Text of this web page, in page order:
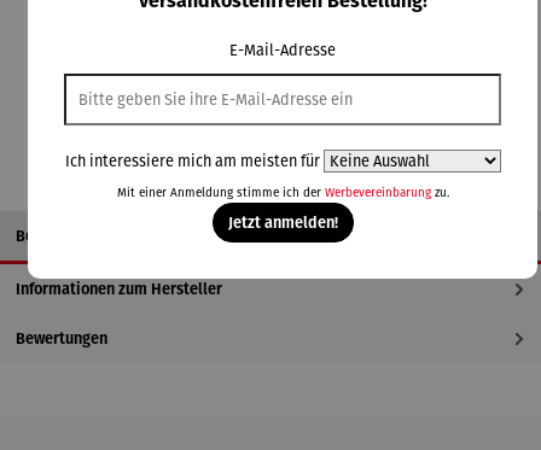
Beschreibung
Informationen zum Hersteller
Bewertungen
E-Mail-Adresse
Ich interessiere mich am meisten für
Mit einer Anmeldung stimme ich der Werbevereinbarungzu.
Jetzt anmelden!